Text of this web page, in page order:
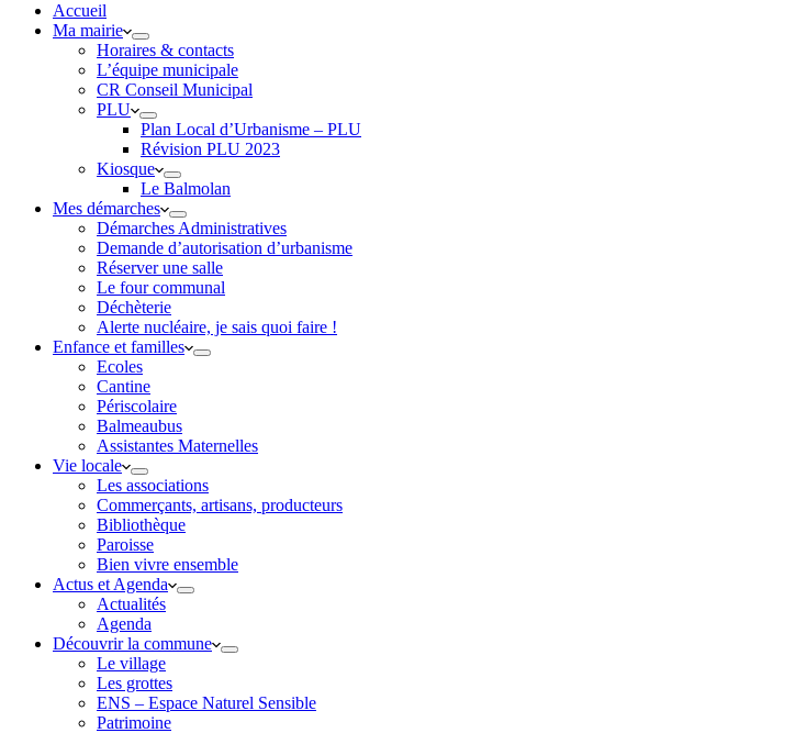
Accueil
Ma mairie
Horaires & contacts
L’équipe municipale
CR Conseil Municipal
PLU
Plan Local d’Urbanisme – PLU
Révision PLU 2023
Kiosque
Le Balmolan
Mes démarches
Démarches Administratives
Demande d’autorisation d’urbanisme
Réserver une salle
Le four communal
Déchèterie
Alerte nucléaire, je sais quoi faire !
Enfance et familles
Ecoles
Cantine
Périscolaire
Balmeaubus
Assistantes Maternelles
Vie locale
Les associations
Commerçants, artisans, producteurs
Bibliothèque
Paroisse
Bien vivre ensemble
Actus et Agenda
Actualités
Agenda
Découvrir la commune
Le village
Les grottes
ENS – Espace Naturel Sensible
Patrimoine